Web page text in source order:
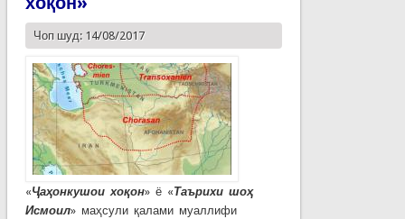
Чоп шуд: 14/08/2017
«Ҷаҳонкушои хоқон» ё «Таърихи шоҳ
Исмоил» маҳсули қалами муаллифи